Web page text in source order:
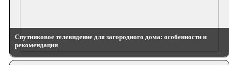
Спутниковое телевидение для загородного дома: особенности и
рекомендации